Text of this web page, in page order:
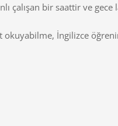
çalışan bir saattir ve gece
okuyabilme, İngilizce